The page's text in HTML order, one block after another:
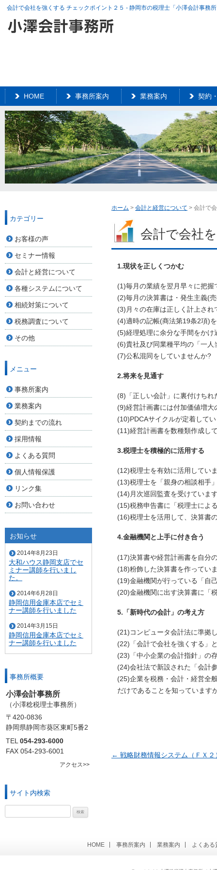
会計で会社を強くする チェックポイント２５ - 静岡市の税理士「小澤会計事務
HOME 事務所案内 業務案内 契約
ホーム > 会計と経営について > 会計で
会計で会社
1.現状を正しくつかむ
(1)毎月の業績を翌月早々に把握
(2)毎月の決算書は・発生主義(
(3)月々の在庫は正しく計上され
(4)適時の記帳(商法第19条2項)
(5)経理処理に余分な手間をかけ
(6)貴社及び同業種平均の「一
(7)公私混同をしていませんか?
2.将来を見通す
(8)「正しい会計」に裏付けち
(9)経営計画書には付加価値増
(10)PDCAサイクルが定着して
(11)経営計画書を数種類作成し
3.税理士を積極的に活用する
(12)税理士を有効に活用してい
(13)税理士を「親身の相談相手
(14)月次巡回監査を受けていま
(15)税務申告書に「税理士によ
(16)税理士を活用して、決算書
4.金融機関と上手に付き合う
(17)決算書や経営計画書を自分
(18)粉飾した決算書を作ってい
(19)金融機関が行っている「自
(20)金融機関に出す決算書に「
5.「新時代の会計」の考え方
(21)コンピュータ会計法に準拠
(22)「会計で会社を強くする」
(23)「中小企業の会計指針」の
(24)会社法で新設された「会計
(25)企業を税務・会計・経営全
だけであることを知っています
← 戦略財務情報システム（ＦＸ２
カテゴリー
お客様の声
セミナー情報
会計と経営について
各種システムについて
相続対策について
税務調査について
その他
メニュー
事務所案内
業務案内
契約までの流れ
採用情報
よくある質問
個人情報保護
リンク集
お問い合わせ
お知らせ
2014年8月23日
大和ハウス静岡支店でセ
ミナー講師を行いまし
た。
2014年6月28日
静岡信用金庫本店でセミ
ナー講師を行いました
2014年3月15日
静岡信用金庫本店でセミ
ナー講師を行いました
事務所概要
小澤会計事務所
（小澤稔税理士事務所）
〒420-0836
静岡県静岡市葵区東町5番2
TEL 054-293-6000
FAX 054-293-6001
アクセス>>
サイト内検索
索:
HOME 事務所案内 業務案内 よくある